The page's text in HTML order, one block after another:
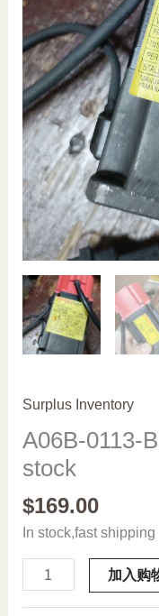
Surplus Inventory
A06B-0113-
stock
$169.00
In stock,fast shipping
A06B-
0113-
加入购